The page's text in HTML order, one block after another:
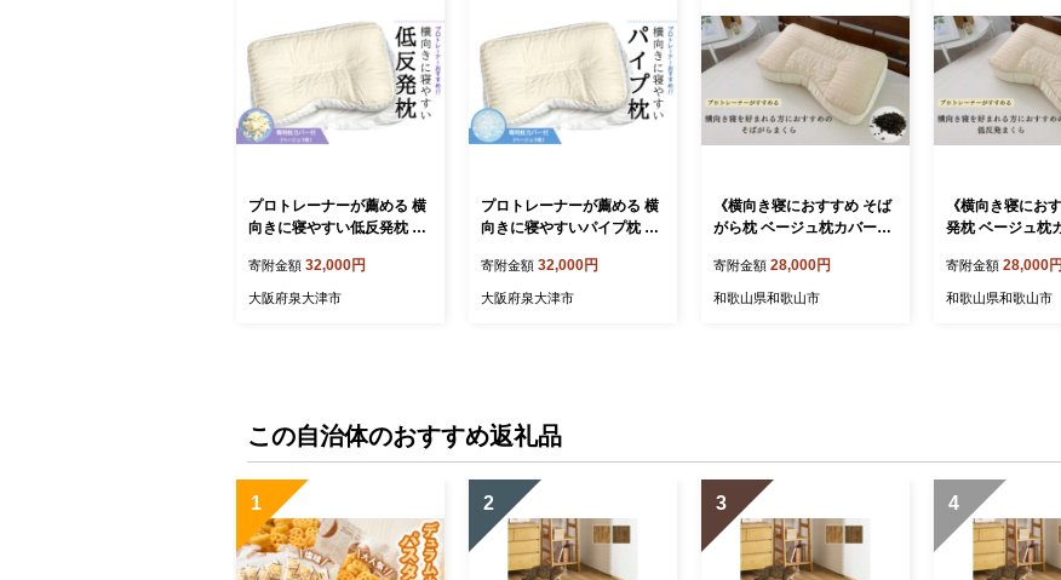
プロトレーナーが薦める 横
向きに寝やすい低反発枕 専
59]
寄附金額 32,000円
大阪府泉大津市
プロトレーナーが薦める 横
向きに寝やすいパイプ枕 専
58]
寄附金額 32,000円
大阪府泉大津市
《横向き寝におすすめ そば
がら枕 ベージュ枕カバー
寄附金額 28,000円
和歌山県和歌山市
《横向き寝にお
発枕 ベージュ枕
寄附金額 28,000円
和歌山県和歌山市
この自治体のおすすめ返礼品
1 2 3 4